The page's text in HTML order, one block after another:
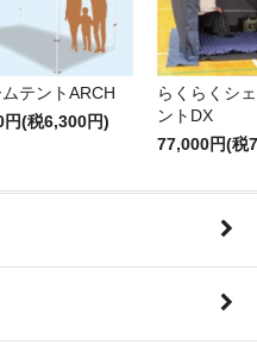
テントARCH
円(税6,300円)
らくらくシ
ントDX
77,000円(税